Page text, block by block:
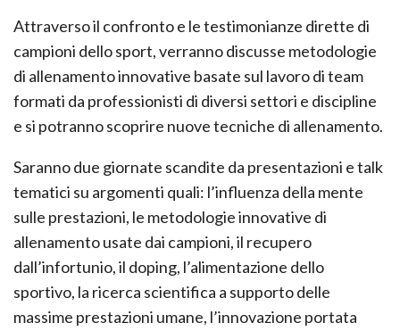
Attraverso il confronto e le testimonianze dirette di
campioni dello sport, verranno discusse metodologie
di allenamento innovative basate sul lavoro di team
formati da professionisti di diversi settori e discipline
e si potranno scoprire nuove tecniche di allenamento.
Saranno due giornate scandite da presentazioni e talk
tematici su argomenti quali: l’influenza della mente
sulle prestazioni, le metodologie innovative di
allenamento usate dai campioni, il recupero
dall’infortunio, il doping, l’alimentazione dello
sportivo, la ricerca scientifica a supporto delle
massime prestazioni umane, l’innovazione portata